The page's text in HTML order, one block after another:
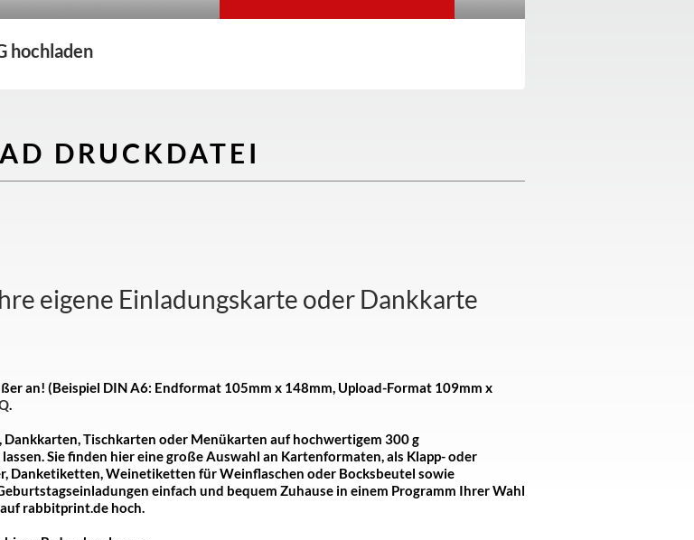
hochladen
DRUCKDATEI
eigene Einladungskarte oder Dankkarte
an! (Beispiel DIN A6: Endformat 105mm x 148mm, Upload-Format 109mm x
.
Dankkarten, Tischkarten oder Menükarten auf hochwertigem 300 g
Sie finden hier eine große Auswahl an Kartenformaten, als Klapp- oder
Danketiketten, Weinetiketten für Weinflaschen oder Bocksbeutel sowie
einfach und bequem Zuhause in einem Programm Ihrer Wahl
rabbitprint.de hoch.